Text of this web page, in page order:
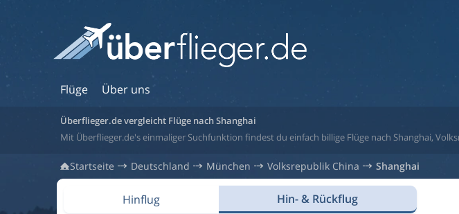
Flüge Über uns
Überflieger.de vergleicht Flüge nach Shanghai
Mit Überflieger.de's einmaliger Suchfunktion findest du einfach billige Flüge nach Shanghai,
Startseite Deutschland München Volksrepublik China Shanghai
Hinflug Hin- & Rückflug